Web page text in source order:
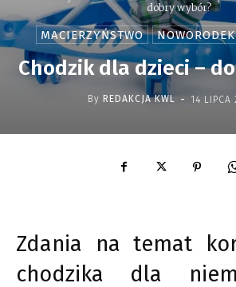
dobry wybór?
MACIERZYŃSTWO
Chodzik dla dzieci –
By REDAKCJA KWL - 14 LIPCA
Zdania na temat
chodzika dla